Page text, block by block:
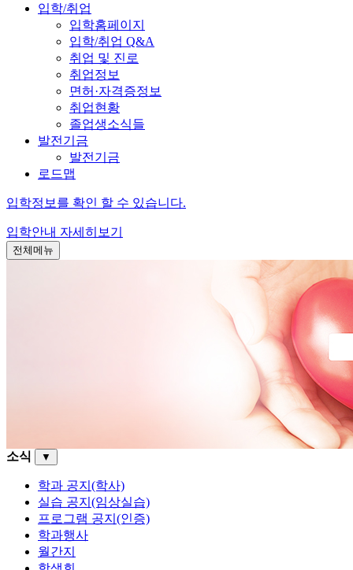
입학/취업
입학홈페이지
입학/취업 Q&A
취업 및 진로
취업정보
면허·자격증정보
취업현황
졸업생소식들
발전기금
발전기금
로드맵
입학정보를 확인 할 수 있습니다.
입학안내 자세히보기
전체메뉴
소식 ▼
학과 공지(학사)
실습 공지(임상실습)
프로그램 공지(인증)
학과행사
월간지